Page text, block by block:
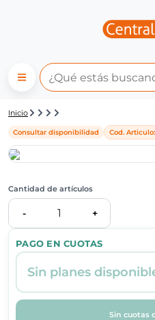
Detalle de
Inicio
Consultar disponibilidad Cod. Articulo:
PAGO EN CUOTAS
Sin planes
Sin cuotas
Cantidad de artículos
- 1 +